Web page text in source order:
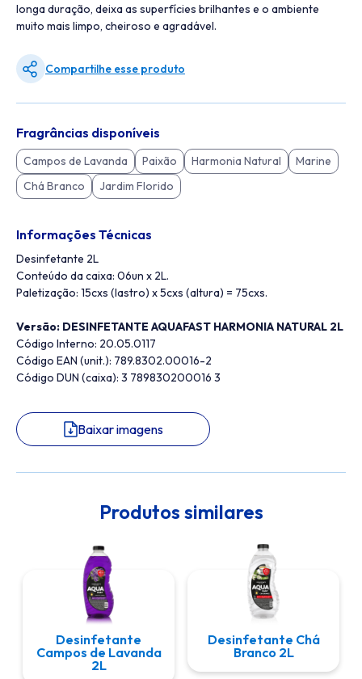
longa duração, deixa as superfícies brilhantes e o ambiente
muito mais limpo, cheiroso e agradável.
Compartilhe esse produto
Fragrâncias disponíveis
Campos de Lavanda Paixão Harmonia Natural
Marine
Chá Branco
Jardim Florido
Informações Técnicas
Desinfetante 2L
Conteúdo da caixa: 06un x 2L.
Paletização: 15cxs (lastro) x 5cxs (altura) = 75cxs.
Versão: DESINFETANTE AQUAFAST HARMONIA NATURAL 2L
Código Interno: 20.05.0117
Código EAN (unit.): 789.8302.00016-2
Código DUN (caixa): 3 789830200016 3
Baixar imagens
Produtos similares
Desinfetante
Campos de Lavanda
2L
Desinfetante Chá
Branco 2L